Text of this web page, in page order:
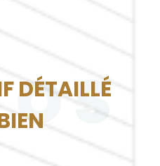
DÉTAILLÉ